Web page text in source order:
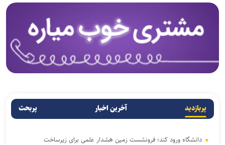
پربازدید آخرین اخبار پربحث
دانشگاه ورود کند؛ فرونشست زمین هشدار علمی برای زیرساخت